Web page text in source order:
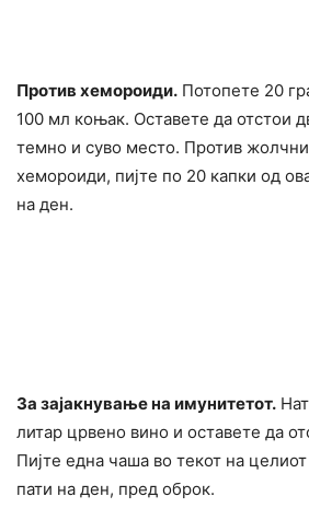
Против хемоpoиди. Потопете 20
100 мл коњак. Оставете да отстои
темно и суво место. Против
xeмоpoиди, пијте по 20 капки од
на ден.
За зајакнyвање на имунитетот.
литар црвено вино и оставете да
Пијте една чаша во текот на
пати на ден, пред оброк.